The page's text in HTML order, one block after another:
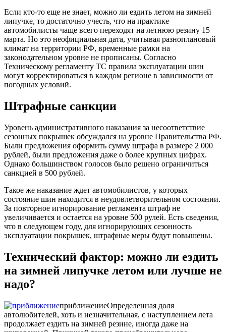
Если кто-то еще не знает, можно ли ездить летом на зимней
липучке, то достаточно учесть, что на практике
автомобилисты чаще всего переходят на летнюю резину 15
марта. Но это неофициальная дата, учитывая разноплановый
климат на территории РФ, временные рамки на
законодательном уровне не прописаны. Согласно
Техническому регламенту ТС правила эксплуатации шин
могут корректироваться в каждом регионе в зависимости от
погодных условий.
Штрафные санкции
Уровень административного наказания за несоответствие
сезонных покрышек обсуждался на уровне Правительства РФ.
Были предложения оформить сумму штрафа в размере 2 000
рублей, были предложения даже о более крупных цифрах.
Однако большинством голосов было решено ограничиться
санкцией в 500 рублей.
Такое же наказание ждет автомобилистов, у которых
состояние шин находится в неудовлетворительном состоянии.
За повторное игнорирование регламента штраф не
увеличивается и остается на уровне 500 рулей. Есть сведения,
что в следующем году, для игнорирующих сезонность
эксплуатации покрышек, штрафные меры будут повышены.
Технический фактор: можно ли ездить
на зимней липучке летом или лучше не
надо?
приближениеОпределенная доля
автолюбителей, хоть и незначительная, с наступлением лета
продолжает ездить на зимней резине, иногда даже на